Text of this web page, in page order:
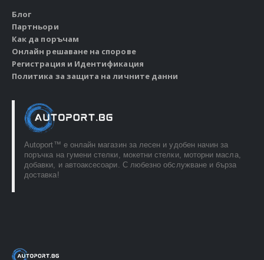
Блог
Партньори
Как да поръчам
Онлайн решаване на спорове
Регистрация и Идентификация
Политика за защита на личните данни
Autoport™ e онлайн магазин за лесен и удобен начин за
поръчка на гумени стелки, мокетни стелки, моторни масла,
добавки, и автоаксесоари. С любезно обслужване и бърза
доставка!